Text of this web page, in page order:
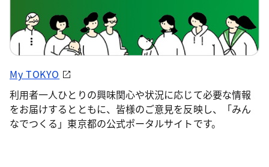
My TOKYO
利用者一人ひとりの興味関心や状況に応じて必要な情報
をお届けするとともに、皆様のご意見を反映し、「みん
なでつくる」東京都の公式ポータルサイトです。